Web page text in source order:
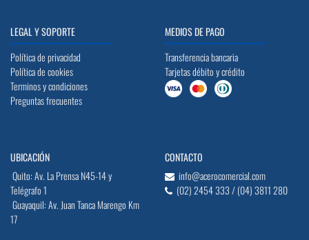
LEGAL Y SOPORTE
Política de privacidad
Política de cookies
Terminos y condiciones
Preguntas frecuentes
MEDIOS DE PAGO
Transferencia bancaria
Tarjetas débito y crédito
UBICACIÓN
Quito: Av. La Prensa N45-14 y
Telégrafo 1
Guayaquil: Av. Juan Tanca Marengo Km
17
CONTACTO
info@acerocomercial.com
(02) 2454 333 / (04) 3811 280